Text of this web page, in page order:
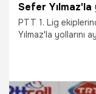
Sefer Yılmaz'la
PTT 1. Lig
Yılmaz'la yollarını